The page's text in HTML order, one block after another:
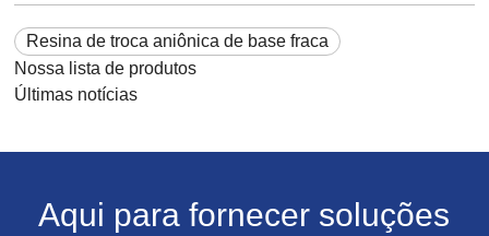
Resina de troca aniônica de base fraca
Nossa lista de produtos
Últimas notícias
Aqui para fornecer soluções